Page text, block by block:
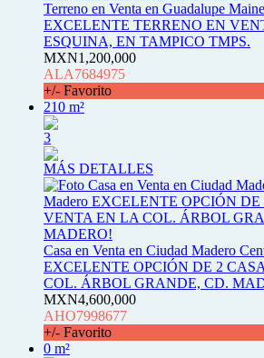
Terreno en Venta en Guadalupe
EXCELENTE TERRENO EN
ESQUINA, EN TAMPICO TMPS.
MXN1,200,000
ALA7684975
+/- Favorito
210 m²
3
MÁS DETALLES
Casa en Venta en Ciudad Madero
EXCELENTE OPCIÓN DE 2
COL. ÁRBOL GRANDE, CD.
MXN4,600,000
AHO7998677
+/- Favorito
0 m²